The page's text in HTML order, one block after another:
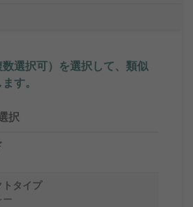
選択可）を選択して、類似
す。
択
トタイプ
ー